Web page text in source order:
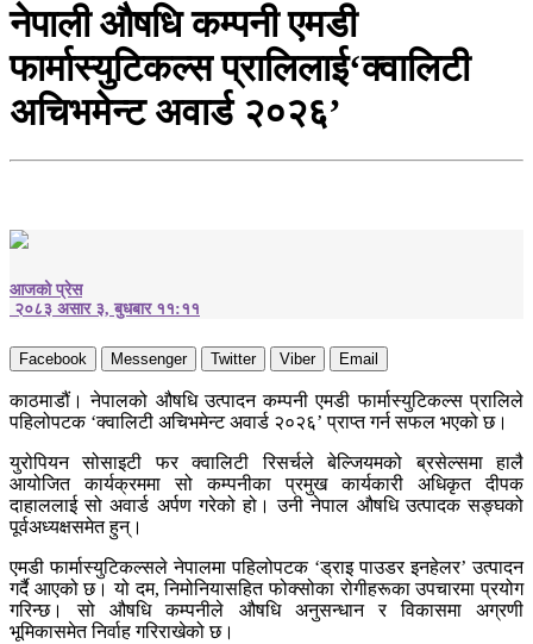
नेपाली औषधि कम्पनी एमडी
फार्मास्युटिकल्स प्रालिलाई‘क्वालिटी
अचिभमेन्ट अवार्ड २०२६’
आजको प्रेस
२०८३ असार ३, बुधबार ११:११
Facebook Messenger Twitter Viber Email
काठमाडौं। नेपालको औषधि उत्पादन कम्पनी एमडी फार्मास्युटिकल्स प्रालिले
पहिलोपटक ‘क्वालिटी अचिभमेन्ट अवार्ड २०२६’ प्राप्त गर्न सफल भएको छ।
युरोपियन सोसाइटी फर क्वालिटी रिसर्चले बेल्जियमको ब्रसेल्समा हालै
आयोजित कार्यक्रममा सो कम्पनीका प्रमुख कार्यकारी अधिकृत दीपक
दाहाललाई सो अवार्ड अर्पण गरेको हो। उनी नेपाल औषधि उत्पादक सङ्घको
पूर्वअध्यक्षसमेत हुन्।
एमडी फार्मास्युटिकल्सले नेपालमा पहिलोपटक ‘ड्राइ पाउडर इनहेलर’ उत्पादन
गर्दै आएको छ। यो दम, निमोनियासहित फोक्सोका रोगीहरूका उपचारमा प्रयोग
गरिन्छ। सो औषधि कम्पनीले औषधि अनुसन्धान र विकासमा अग्रणी
भूमिकासमेत निर्वाह गरिराखेको छ।